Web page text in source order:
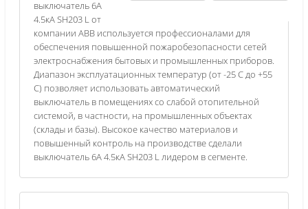
выключатель 6А
4.5кА SH203 L от
компании АВВ используется профессионалами для
обеспечения повышенной пожаробезопасности сетей
электроснабжения бытовых и промышленных приборов.
Диапазон эксплуатационных температур (от -25 С до +55
С) позволяет использовать автоматический
выключатель в помещениях со слабой отопительной
системой, в частности, на промышленных объектах
(склады и базы). Высокое качество материалов и
повышенный контроль на производстве сделали
выключатель 6А 4.5кА SH203 L лидером в сегменте.